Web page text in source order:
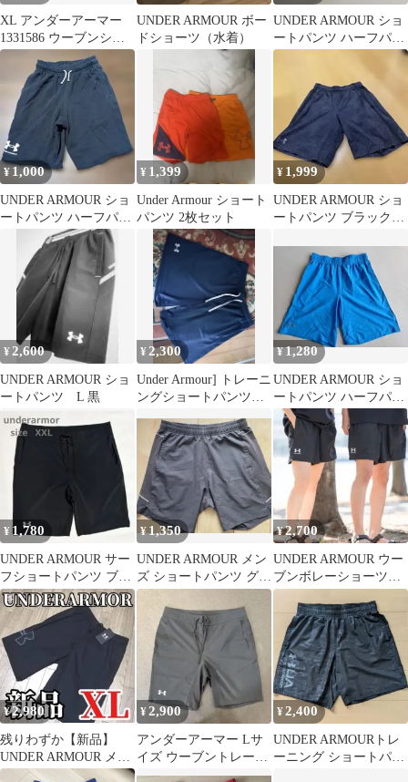
XL アンダーアーマー
1331586 ウーブンショ
ートパンツ
UNDER ARMOUR ボー
ドショーツ（水着）
UNDER ARMOUR ショ
ートパンツ ハーフパン
ツ 黒【SM】スポーツ
¥ 1,000
UNDER ARMOUR ショ
ートパンツ ハーフパン
¥ 1,399
Under Armour ショート
パンツ 2枚セット
¥ 1,999
UNDER ARMOUR ショ
ートパンツ ブラック
¥ 2,600
UNDER ARMOUR ショ
ートパンツ L 黒
¥ 2,300
Under Armour] トレーニ
ングショートパンツ
¥1,280
UNDER ARMOUR ショ
ートパンツ ハーフパン
ツ ブルー
¥ 1,780
UNDER ARMOUR サー
フショートパンツ ブラ
ック XXL
¥1,350
UNDER ARMOUR メン
ズ ショートパンツ グレ
ー MD
¥2,700
UNDER ARMOUR ウー
ブンボレーショーツ
SM ロゴ刺繍
¥2,980
残りわずか【新品】
UNDER ARMOUR メン
ズ ハーフパンツ XL ブ
¥2,900
アンダーアーマー Lサ
イズ ウーブントレーニ
ングショーツ MTR2781
¥2,400
UNDER ARMOURトレ
ーニング ショートパン